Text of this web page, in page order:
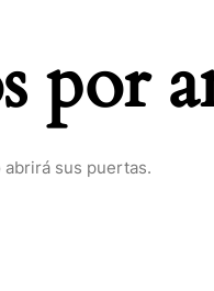
por
sus puertas.